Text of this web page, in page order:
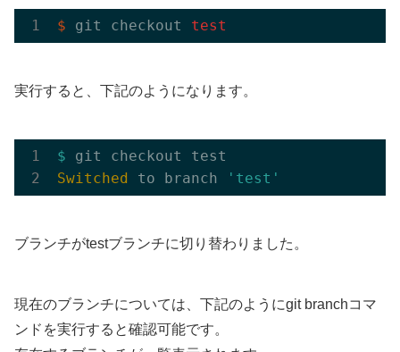
$ git checkout test
実行すると、下記のようになります。
$
Switched
to branch 'test'
ブランチがtestブランチに切り替わりました。
現在のブランチについては、下記のようにgit branchコマ
ンドを実行すると確認可能です。